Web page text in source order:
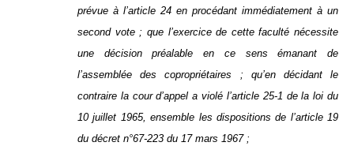
prévue à l’article 24 en procédant immédiatement à un
second vote ; que l’exercice de cette faculté nécessite
une décision préalable en ce sens émanant de
l’assemblée des copropriétaires ; qu’en décidant le
contraire la cour d’appel a violé l’article 25-1 de la loi du
10 juillet 1965, ensemble les dispositions de l’article 19
du décret n°67-223 du 17 mars 1967 ;